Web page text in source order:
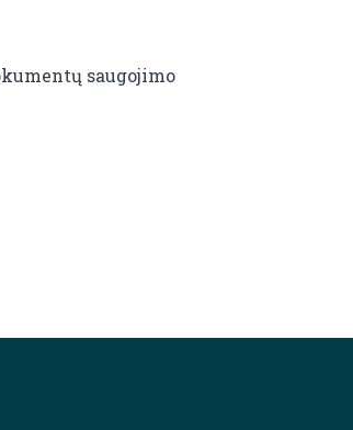
saugojimo